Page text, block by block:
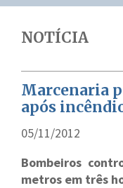
NOTÍCIA
Marcenaria
após
05/11/2012
Bombeiros
metros em três